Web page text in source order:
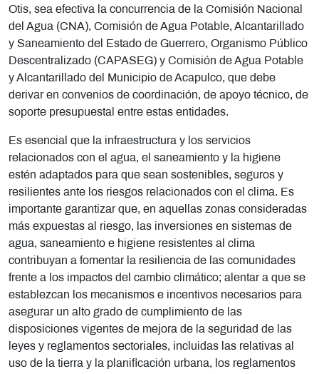
Otis, sea efectiva la concurrencia de la Comisión Nacional
del Agua (CNA), Comisión de Agua Potable, Alcantarillado
y Saneamiento del Estado de Guerrero, Organismo Público
Descentralizado (CAPASEG) y Comisión de Agua Potable
y Alcantarillado del Municipio de Acapulco, que debe
derivar en convenios de coordinación, de apoyo técnico, de
soporte presupuestal entre estas entidades.
Es esencial que la infraestructura y los servicios
relacionados con el agua, el saneamiento y la higiene
estén adaptados para que sean sostenibles, seguros y
resilientes ante los riesgos relacionados con el clima. Es
importante garantizar que, en aquellas zonas consideradas
más expuestas al riesgo, las inversiones en sistemas de
agua, saneamiento e higiene resistentes al clima
contribuyan a fomentar la resiliencia de las comunidades
frente a los impactos del cambio climático; alentar a que se
establezcan los mecanismos e incentivos necesarios para
asegurar un alto grado de cumplimiento de las
disposiciones vigentes de mejora de la seguridad de las
leyes y reglamentos sectoriales, incluidas las relativas al
uso de la tierra y la planificación urbana, los reglamentos